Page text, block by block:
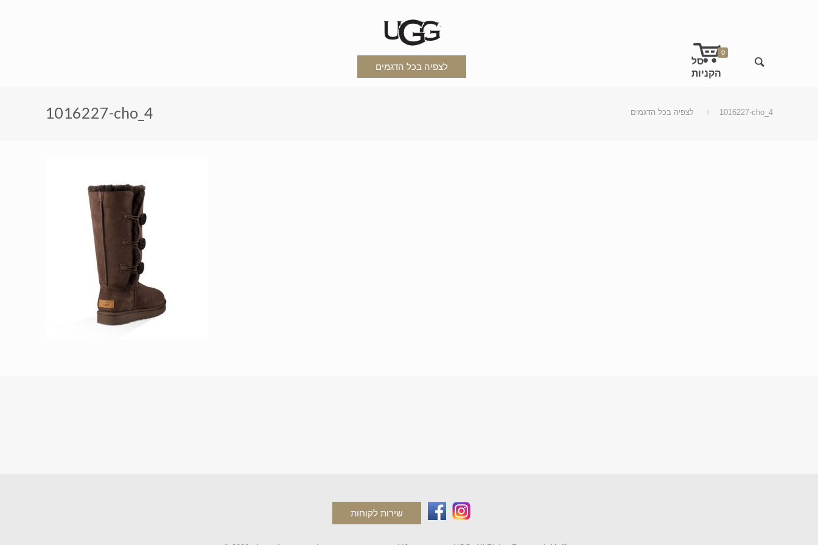
לצפיה בכל הדגמים
0
1016227-cho_4 לצפיה בכל הדגמים 1016227-cho_4
שירות לקוחות